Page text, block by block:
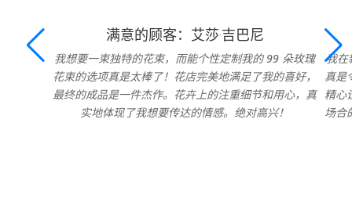
满意的顾客：艾莎·吉巴尼
我想要一束独特的花束，而能个性定制我的 99 朵玫瑰
花束的选项真是太棒了！花店完美地满足了我的喜好，
最终的成品是一件杰作。花卉上的注重细节和用心，真
实地体现了我想要传达的情感。绝对高兴！
我在
真是
精心
场合